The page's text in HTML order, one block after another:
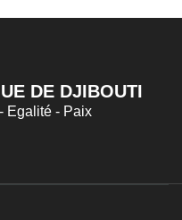
DE DJIBOUTI
Egalité - Paix